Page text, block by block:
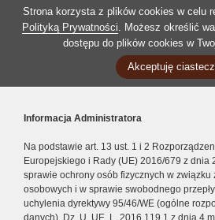
Strona korzysta z plików cookies w celu
Polityką Prywatności. Możesz określić
dostępu do plików cookies w
Akceptuję
Informacja Administratora
Na podstawie art. 13 ust. 1 i 2
Europejskiego i Rady (UE) 2016/679 z dnia
sprawie ochrony osób fizycznych w związku
osobowych i w sprawie swobodnego
uchylenia dyrektywy 95/46/WE (ogólne
danych), Dz. U. UE. L. 2016.119.1 z dnia 4